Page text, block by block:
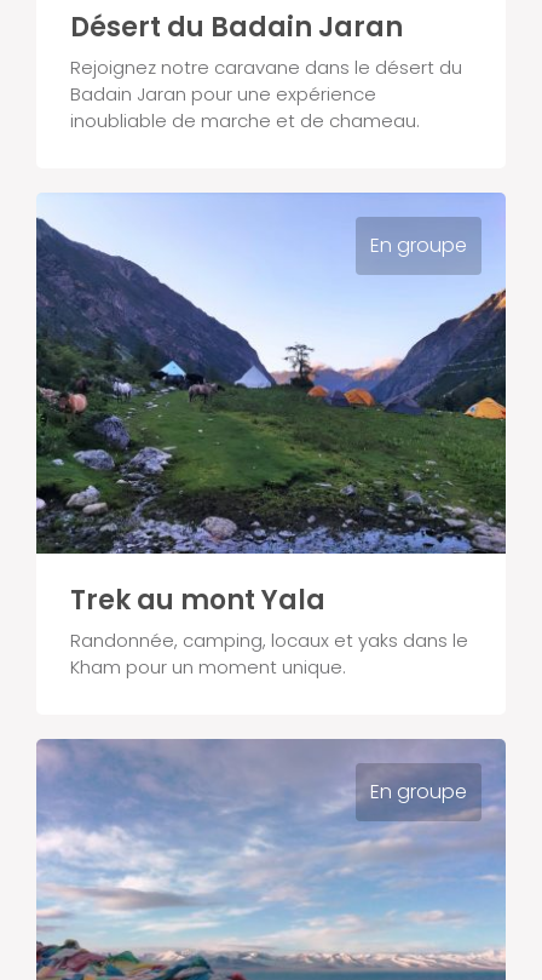
Désert du Badain Jaran
Rejoignez notre caravane dans le désert du
Badain Jaran pour une expérience
inoubliable de marche et de chameau.
En groupe
Trek au mont Yala
Randonnée, camping, locaux et yaks dans le
Kham pour un moment unique.
En groupe